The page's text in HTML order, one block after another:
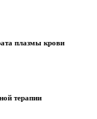
плазмы крови
терапии